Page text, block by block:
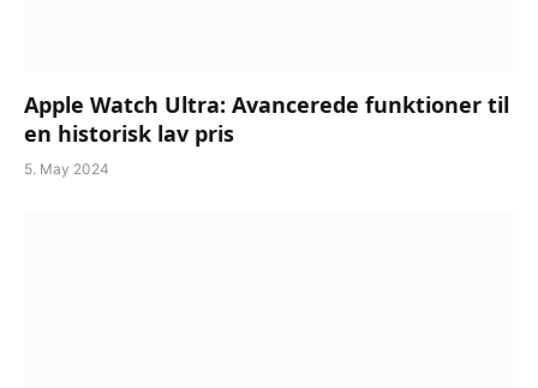
Apple Watch Ultra: Avancerede funktioner til
en historisk lav pris
5. May 2024